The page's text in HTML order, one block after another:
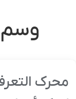
وسم
محرک